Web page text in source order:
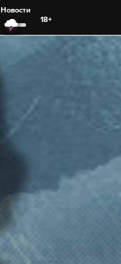
Новости
18+